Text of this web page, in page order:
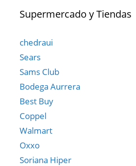
Supermercado y Tiendas
chedraui
Sears
Sams Club
Bodega Aurrera
Best Buy
Coppel
Walmart
Oxxo
Soriana Hiper